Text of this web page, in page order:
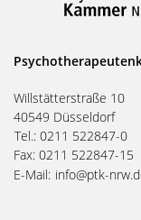
Willstätterstraße 10
40549 Düsseldorf
Tel.: 0211 522847-0
Fax: 0211 522847-15
E-Mail: info@ptk-